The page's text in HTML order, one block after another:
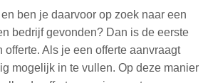
ben je daarvoor op zoek naar een
bedrijf gevonden? Dan is de eerste
Als je een offerte aanvraagt
mogelijk in te vullen. Op deze manier